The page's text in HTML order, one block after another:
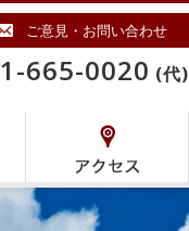
ご意見・お問い合わせ
665-0020 (代)